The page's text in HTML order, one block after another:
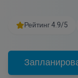
Рейтинг 4.9/5